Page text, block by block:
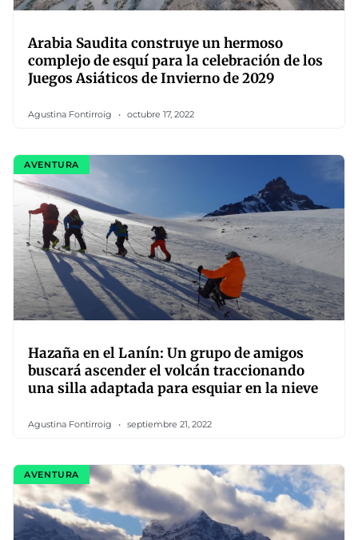
Arabia Saudita construye un hermoso
complejo de esquí para la celebración de los
Juegos Asiáticos de Invierno de 2029
Agustina Fontirroig octubre 17, 2022
AVENTURA
Hazaña en el Lanín: Un grupo de amigos
buscará ascender el volcán traccionando
una silla adaptada para esquiar en la nieve
Agustina Fontirroig septiembre 21, 2022
AVENTURA